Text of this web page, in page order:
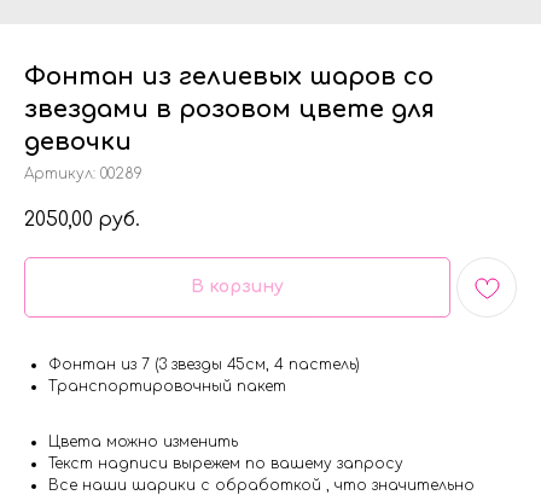
Фонтан из гелиевых шаров со
звездами в розовом цвете для
девочки
Артикул: 00289
2050,00 руб.
В корзину
Фонтан из 7 (3 звезды 45см, 4 пастель)
Транспортировочный пакет
Цвета можно изменить
Текст надписи вырежем по вашему запросу
Все наши шарики с обработкой , что значительно